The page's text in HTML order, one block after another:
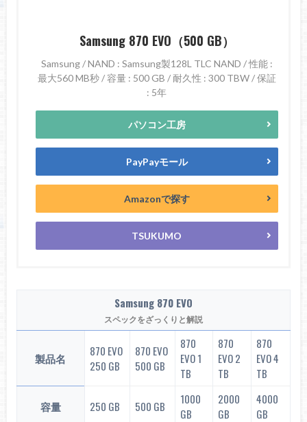
Samsung 870 EVO（500 GB）
Samsung / NAND : Samsung製128L TLC NAND / 性能 :
最大560 MB秒 / 容量 : 500 GB / 耐久性 : 300 TBW / 保証
: 5年
パソコン工房
PayPayモール
Amazonで探す
TSUKUMO
Samsung 870 EVO
スペックをざっくりと解説
製品名
870 EVO
250 GB
870 EVO
500 GB
870
EVO 1
TB
870
EVO 2
TB
870
EVO 4
TB
容量 250 GB 500 GB
1000
GB
2000
GB
4000
GB